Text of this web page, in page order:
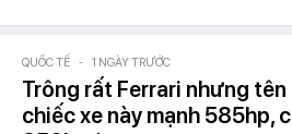
QUỐC TẾ - 1 NGÀY TRƯỚC
Trông rất Ferrari nhưng tên
chiếc xe này mạnh 585hp,